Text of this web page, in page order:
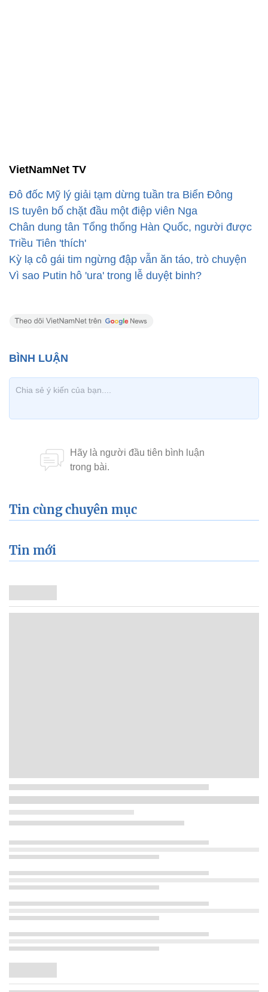
VietNamNet TV
Đô đốc Mỹ lý giải tạm dừng tuần tra Biển Đông
IS tuyên bố chặt đầu một điệp viên Nga
Chân dung tân Tổng thống Hàn Quốc, người được
Triều Tiên 'thích'
Kỳ lạ cô gái tim ngừng đập vẫn ăn táo, trò chuyện
Vì sao Putin hô 'ura' trong lễ duyệt binh?
Tin cùng chuyên mục
Tin mới